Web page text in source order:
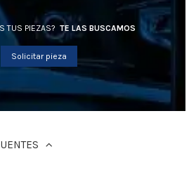
TUS PIEZAS? TE LAS BUSCAMOS
Solicitar pieza